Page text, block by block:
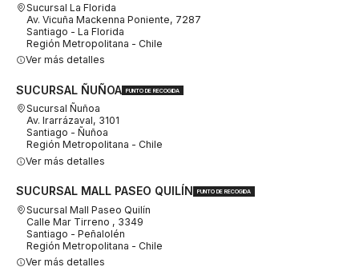
Sucursal La Florida
Av. Vicuña Mackenna Poniente, 7287
Santiago - La Florida
Región Metropolitana - Chile
Ver más detalles
SUCURSAL ÑUÑOA PUNTO DE RECOGIDA
Sucursal Ñuñoa
Av. Irarrázaval, 3101
Santiago - Ñuñoa
Región Metropolitana - Chile
Ver más detalles
SUCURSAL MALL PASEO QUILÍN PUNTO DE RECOGIDA
Sucursal Mall Paseo Quilín
Calle Mar Tirreno , 3349
Santiago - Peñalolén
Región Metropolitana - Chile
Ver más detalles